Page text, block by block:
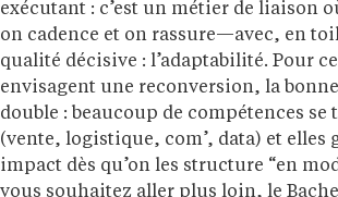
exécutant : c’est un métier de liaison
on cadence et on rassure—avec, en
qualité décisive : l’adaptabilité. Pour
envisagent une reconversion, la
double : beaucoup de compétences se
(vente, logistique, com’, data) et elles
impact dès qu’on les structure “en
vous souhaitez aller plus loin, le